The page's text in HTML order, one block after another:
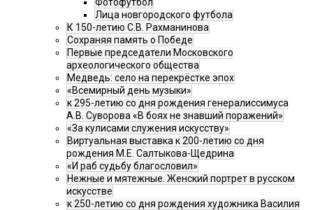
Фотофутбол
Лица новгородского футбола
К 150-летию С.В. Рахманинова
Сохраняя память о Победе
Первые председатели Московского
археологического общества
Медведь: село на перекрёстке эпох
«Всемирный день музыки»
к 295-летию со дня рождения генералиссимуса
А.В. Суворова «В боях не знавший поражений»
«За кулисами служения искусству»
Виртуальная выставка к 200-летию со дня
рождения М.Е. Салтыкова-Щедрина
«И раб судьбу благословил»
Нежные и мятежные. Женский портрет в русском
искусстве
к 250-летию со дня рождения художника Василия